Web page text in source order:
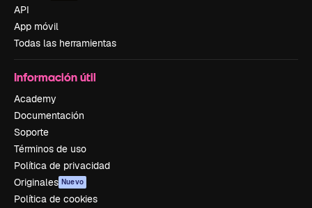
API
App móvil
Todas las herramientas
Información útil
Academy
Documentación
Soporte
Términos de uso
Política de privacidad
Originales Nuevo
Política de cookies